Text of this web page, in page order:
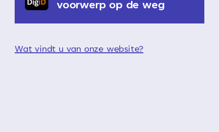
voorwerp op de weg
Wat vindt u van onze website?